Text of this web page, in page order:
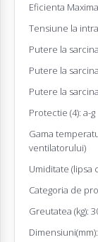
Eficienta
Tensiune la
Putere la
Putere la
Putere la
Protectie (4): a-g
Gama
ventilatorului)
Umiditate (lipsa
Categoria de
Greutatea (kg):